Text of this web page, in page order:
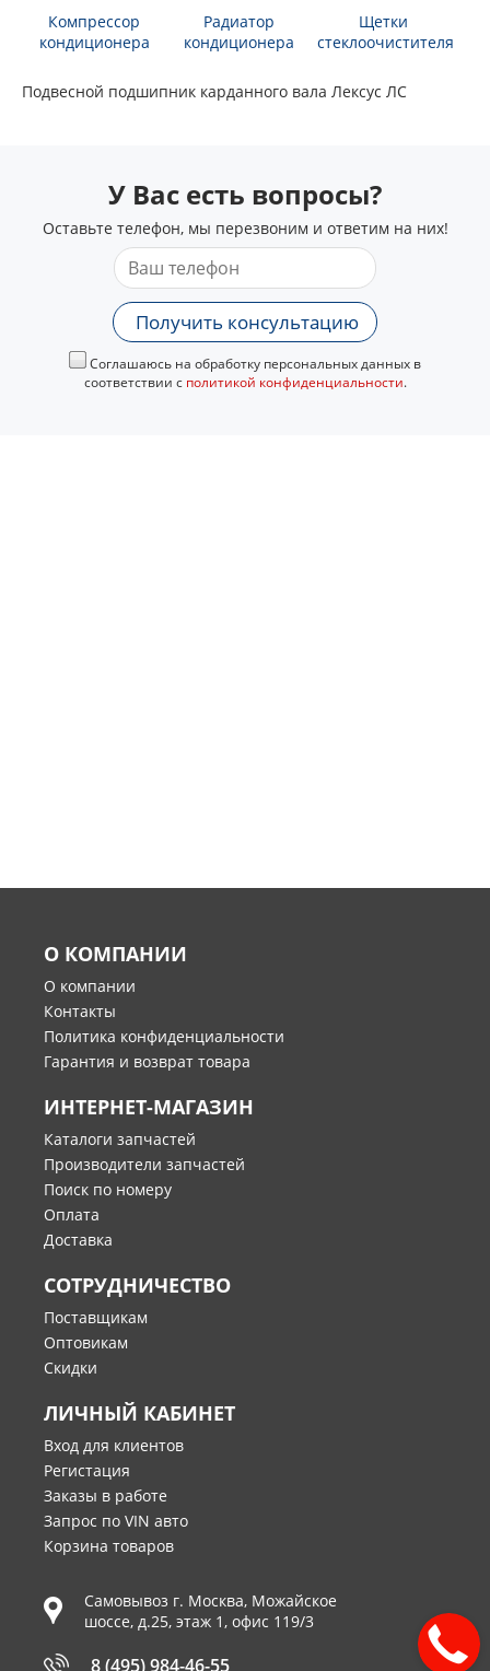
Компрессор
кондиционера
Радиатор
кондиционера
Щетки
стеклоочистителя
Подвесной подшипник карданного вала Лексус ЛС
У Вас есть вопросы?
Оставьте телефон, мы перезвоним и ответим на них!
Получить консультацию
Соглашаюсь на обработку персональных данных в
соответствии с политикой конфиденциальности.
О КОМПАНИИ
О компании
Контакты
Политика конфиденциальности
Гарантия и возврат товара
ИНТЕРНЕТ-МАГАЗИН
Каталоги запчастей
Производители запчастей
Поиск по номеру
Оплата
Доставка
СОТРУДНИЧЕСТВО
Поставщикам
Оптовикам
Скидки
ЛИЧНЫЙ КАБИНЕТ
Вход для клиентов
Регистация
Заказы в работе
Запрос по VIN авто
Корзина товаров
Самовывоз г. Москва, Можайское
шоссе, д.25, этаж 1, офис 119/3
8 (495) 984-46-55